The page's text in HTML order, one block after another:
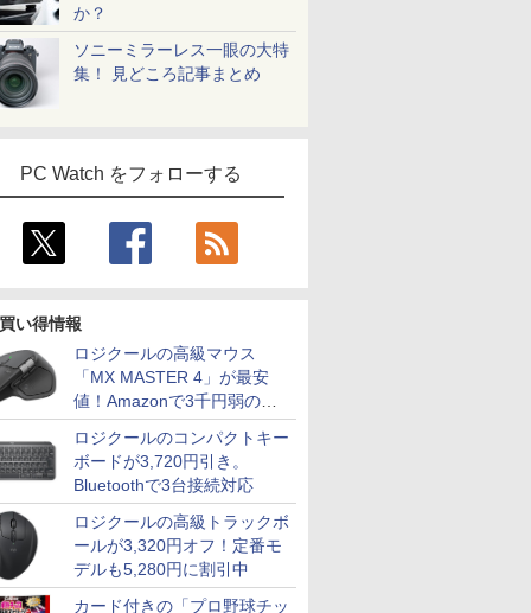
か？
ソニーミラーレス一眼の大特
集！ 見どころ記事まとめ
PC Watch をフォローする
い得情報
ロジクールの高級マウス
「MX MASTER 4」が最安
値！Amazonで3千円弱の割
引
ロジクールのコンパクトキー
ボードが3,720円引き。
Bluetoothで3台接続対応
ロジクールの高級トラックボ
ールが3,320円オフ！定番モ
デルも5,280円に割引中
カード付きの「プロ野球チッ